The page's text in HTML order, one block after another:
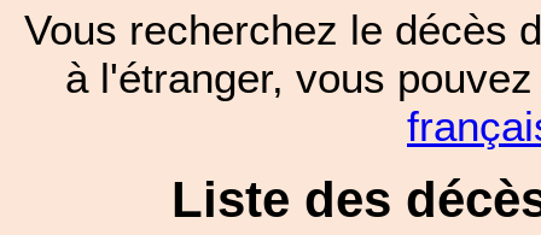
Vous recherchez le décès
à l'étranger, vous
Liste des